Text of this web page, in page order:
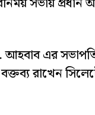
আহবাব এর
রাখেন